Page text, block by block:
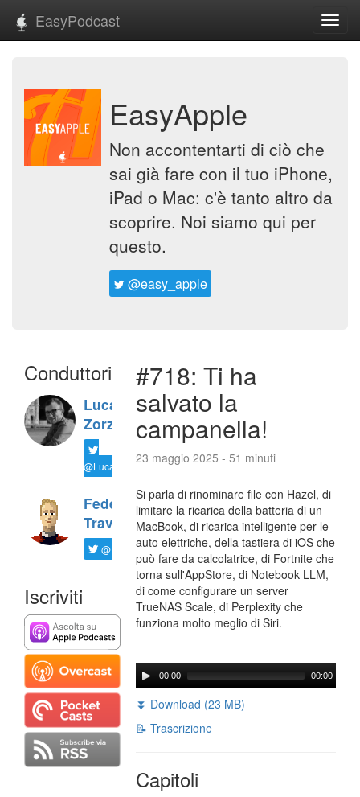
EasyPodcast
EasyApple
Non accontentarti di ciò che
sai già fare con il tuo iPhone,
iPad o Mac: c'è tanto altro da
scoprire. Noi siamo qui per
questo.
@easy_apple
Conduttori
Luca
Zorzi
@LucaTNT
Federico
Travaini
@ftrava
Iscriviti
#718: Ti ha
salvato la
campanella!
23 maggio 2025 - 51 minuti
Si parla di rinominare file con Hazel, di
limitare la ricarica della batteria di un
MacBook, di ricarica intelligente per le
auto elettriche, della tastiera di iOS che
può fare da calcolatrice, di Fortnite che
torna sull'AppStore, di Notebook LLM,
di come configurare un server
TrueNAS Scale, di Perplexity che
funziona molto meglio di Siri.
00:00 00:00
⏬ Download (23 MB)
📝 Trascrizione
Capitoli